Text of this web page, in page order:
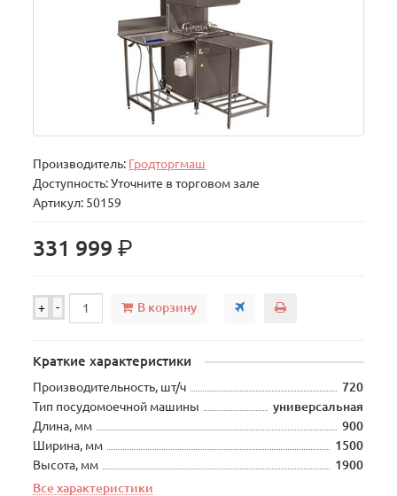
Производитель: Гродторгмаш
Доступность: Уточните в торговом зале
Артикул: 50159
331 999р.
+ - В корзину
Краткие характеристики
Производительность, шт/ч
720
Тип посудомоечной машины
универсальная
Длина, мм
900
Ширина, мм
1500
Высота, мм
1900
Все характеристики